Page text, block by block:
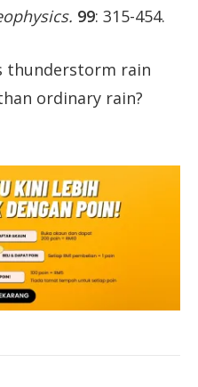
99: 315-454.
thunderstorm rain
ordinary rain?